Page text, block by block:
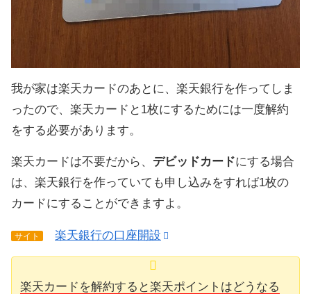
我が家は楽天カードのあとに、楽天銀行を作ってしま
ったので、楽天カードと1枚にするためには一度解約
をする必要があります。
楽天カードは不要だから、 デビッドカードにする場合
は、楽天銀行を作っていても申し込みをすれば1枚の
カードにすることができますよ。
サイト 楽天銀行の口座開設
楽天カードを解約すると楽天ポイントはどうなる